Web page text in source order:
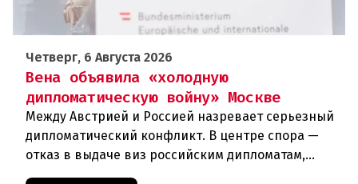
Четверг, 6 Августа 2026
Вена объявила «холодную
дипломатическую войну» Москве
Между Австрией и Россией назревает серьезный
дипломатический конфликт. В центре спора —
отказ в выдаче виз российским дипломатам,